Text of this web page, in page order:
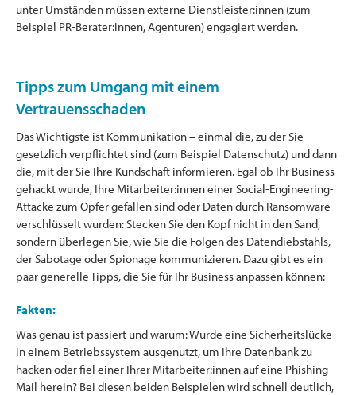
unter Umständen müssen externe Dienstleister:innen (zum
Beispiel PR-Berater:innen, Agenturen) engagiert werden.
Tipps zum Umgang mit einem
Vertrauensschaden
Das Wichtigste ist Kommunikation – einmal die, zu der Sie
gesetzlich verpflichtet sind (zum Beispiel Datenschutz) und dann
die, mit der Sie Ihre Kundschaft informieren. Egal ob Ihr Business
gehackt wurde, Ihre Mitarbeiter:innen einer Social-Engineering-
Attacke zum Opfer gefallen sind oder Daten durch Ransomware
verschlüsselt wurden: Stecken Sie den Kopf nicht in den Sand,
sondern überlegen Sie, wie Sie die Folgen des Datendiebstahls,
der Sabotage oder Spionage kommunizieren. Dazu gibt es ein
paar generelle Tipps, die Sie für Ihr Business anpassen können:
Fakten:
Was genau ist passiert und warum: Wurde eine Sicherheitslücke
in einem Betriebssystem ausgenutzt, um Ihre Datenbank zu
hacken oder fiel einer Ihrer Mitarbeiter:innen auf eine Phishing-
Mail herein? Bei diesen beiden Beispielen wird schnell deutlich,